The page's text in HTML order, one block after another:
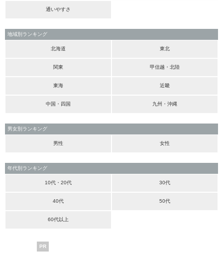
通いやすさ
地域別ランキング
北海道 東北
関東 甲信越・北陸
東海 近畿
中国・四国 九州・沖縄
男女別ランキング
男性 女性
年代別ランキング
10代・20代 30代
40代 50代
60代以上
PR